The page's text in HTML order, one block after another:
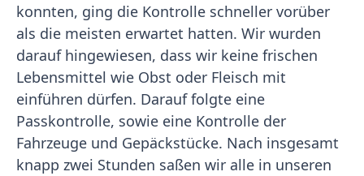
konnten, ging die Kontrolle schneller vorüber
als die meisten erwartet hatten. Wir wurden
darauf hingewiesen, dass wir keine frischen
Lebensmittel wie Obst oder Fleisch mit
einführen dürfen. Darauf folgte eine
Passkontrolle, sowie eine Kontrolle der
Fahrzeuge und Gepäckstücke. Nach insgesamt
knapp zwei Stunden saßen wir alle in unseren